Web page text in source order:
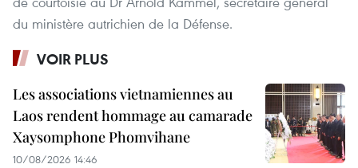
du ministère autrichien de la Défense.
VOIR PLUS
Les associations vietnamiennes au
Laos rendent hommage au camarade
Xaysomphone Phomvihane
10/08/2026 14:46